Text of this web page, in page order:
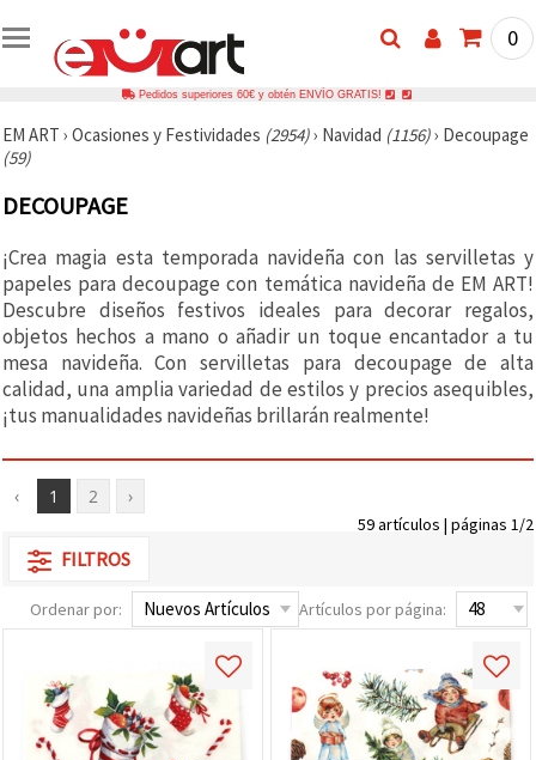
0
Pedidos superiores 60€ y obtén ENVÍO GRATIS!
EM ART › Ocasiones y Festividades (2954)› Navidad (1156)› Decoupage
(59)
DECOUPAGE
¡Crea magia esta temporada navideña con las servilletas y
papeles para decoupage con temática navideña de EM ART!
Descubre diseños festivos ideales para decorar regalos,
objetos hechos a mano o añadir un toque encantador a tu
mesa navideña. Con servilletas para decoupage de alta
calidad, una amplia variedad de estilos y precios asequibles,
¡tus manualidades navideñas brillarán realmente!
‹ 1 2 ›
59 artículos | páginas 1/2
FILTROS
Ordenar por: Artículos por página: